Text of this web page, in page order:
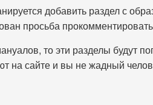
добавить раздел с
просьба
то эти разделы будут
на сайте и вы не жадный